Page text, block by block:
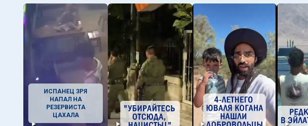
ИСПАНЕЦ ЗРЯ
НАПАЛ НА
РЕЗЕРВИСТА
ЦАХАЛА